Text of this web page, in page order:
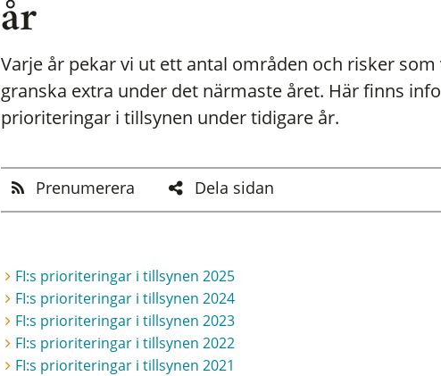
år
Varje år pekar vi ut ett antal områden och risker
granska extra under det närmaste året. Här finns
prioriteringar i tillsynen under tidigare år.
Prenumerera Dela sidan
FI:s prioriteringar i tillsynen 2025
FI:s prioriteringar i tillsynen 2024
FI:s prioriteringar i tillsynen 2023
FI:s prioriteringar i tillsynen 2022
FI:s prioriteringar i tillsynen 2021